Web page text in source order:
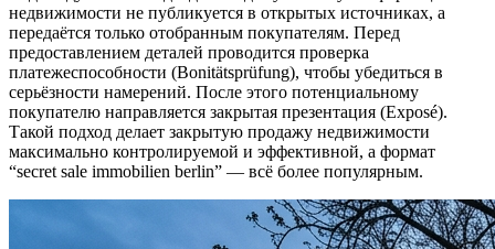
недвижимости не публикуется в открытых источниках, а
передаётся только отобранным покупателям. Перед
предоставлением деталей проводится проверка
платежеспособности (Bonitätsprüfung), чтобы убедиться в
серьёзности намерений. После этого потенциальному
покупателю направляется закрытая презентация (Exposé).
Такой подход делает закрытую продажу недвижимости
максимально контролируемой и эффективной, а формат
“secret sale immobilien berlin” — всё более популярным.